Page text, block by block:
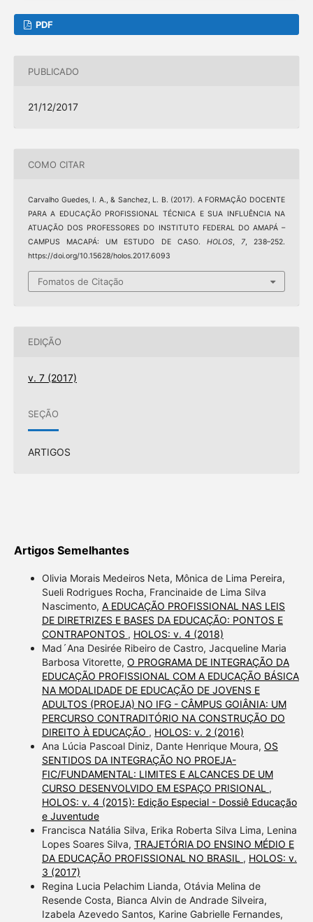
PDF
PUBLICADO
21/12/2017
COMO CITAR
Carvalho Guedes, I. A., & Sanchez, L. B. (2017). A FORMAÇÃO DOCENTE
PARA A EDUCAÇÃO PROFISSIONAL TÉCNICA E SUA INFLUÊNCIA NA
ATUAÇÃO DOS PROFESSORES DO INSTITUTO FEDERAL DO AMAPÁ –
CAMPUS MACAPÁ: UM ESTUDO DE CASO. HOLOS, 7, 238–252.
https://doi.org/10.15628/holos.2017.6093
Fomatos de Citação
EDIÇÃO
v. 7 (2017)
SEÇÃO
ARTIGOS
Artigos Semelhantes
Olivia Morais Medeiros Neta, Mônica de Lima Pereira,
Sueli Rodrigues Rocha, Francinaide de Lima Silva
Nascimento, A EDUCAÇÃO PROFISSIONAL NAS LEIS
DE DIRETRIZES E BASES DA EDUCAÇÃO: PONTOS E
CONTRAPONTOS , HOLOS: v. 4 (2018)
Mad´Ana Desirée Ribeiro de Castro, Jacqueline Maria
Barbosa Vitorette, O PROGRAMA DE INTEGRAÇÃO DA
EDUCAÇÃO PROFISSIONAL COM A EDUCAÇÃO BÁSICA
NA MODALIDADE DE EDUCAÇÃO DE JOVENS E
ADULTOS (PROEJA) NO IFG - CÂMPUS GOIÂNIA: UM
PERCURSO CONTRADITÓRIO NA CONSTRUÇÃO DO
DIREITO À EDUCAÇÃO , HOLOS: v. 2 (2016)
Ana Lúcia Pascoal Diniz, Dante Henrique Moura, OS
SENTIDOS DA INTEGRAÇÃO NO PROEJA-
FIC/FUNDAMENTAL: LIMITES E ALCANCES DE UM
CURSO DESENVOLVIDO EM ESPAÇO PRISIONAL ,
HOLOS: v. 4 (2015): Edição Especial - Dossiê Educação
e Juventude
Francisca Natália Silva, Erika Roberta Silva Lima, Lenina
Lopes Soares Silva, TRAJETÓRIA DO ENSINO MÉDIO E
DA EDUCAÇÃO PROFISSIONAL NO BRASIL , HOLOS: v.
3 (2017)
Regina Lucia Pelachim Lianda, Otávia Melina de
Resende Costa, Bianca Alvin de Andrade Silveira,
Izabela Azevedo Santos, Karine Gabrielle Fernandes,